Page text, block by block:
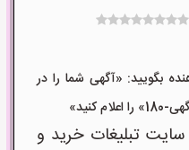
بگویید: «آگهی شما را در
تبلیغات خرید و